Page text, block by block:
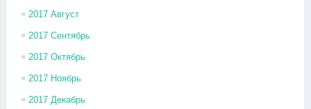
2017 Август
2017 Сентябрь
2017 Октябрь
2017 Ноябрь
2017 Декабрь